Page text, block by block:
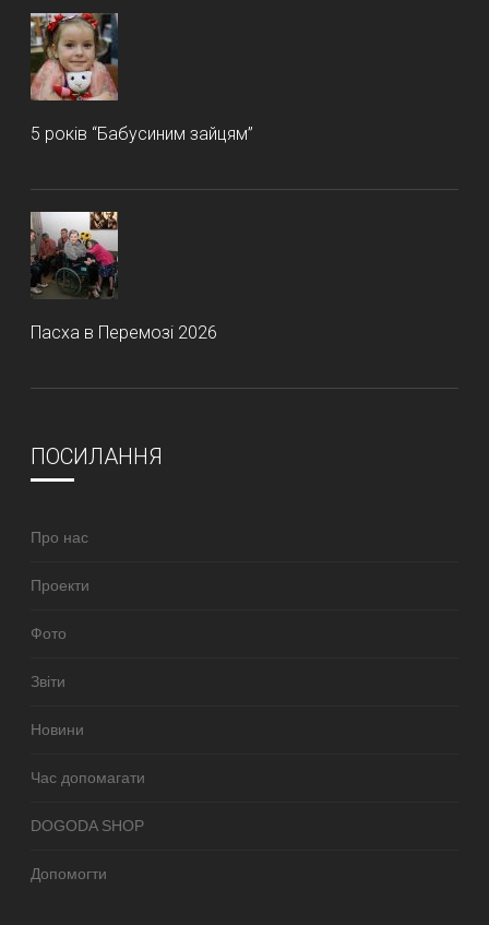
5 років “Бабусиним зайцям”
Пасха в Перемозі 2026
ПОСИЛАННЯ
Про нас
Проекти
Фото
Звіти
Новини
Час допомагати
DOGODA SHOP
Допомогти